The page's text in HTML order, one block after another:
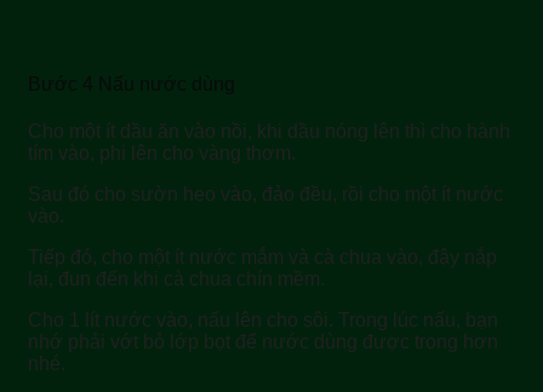
Bước 4 Nấu nước dùng
Cho một ít dầu ăn vào nồi, khi dầu nóng lên thì cho hành
tím vào, phi lên cho vàng thơm.
Sau đó cho sườn heo vào, đảo đều, rồi cho một ít nước
vào.
Tiếp đó, cho một ít nước mắm và cà chua vào, đậy nắp
lại, đun đến khi cà chua chín mềm.
Cho 1 lít nước vào, nấu lên cho sôi. Trong lúc nấu, bạn
nhớ phải vớt bỏ lớp bọt để nước dùng được trong hơn
nhé.